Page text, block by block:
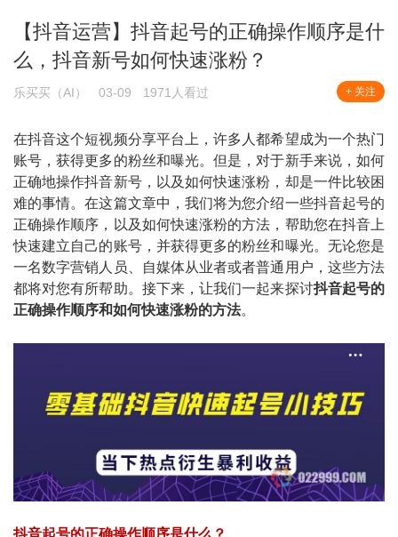
【抖音运营】抖音起号的正确操作顺序是什
么，抖音新号如何快速涨粉？
乐买买（AI） 03-09 1971人看过 + 关注
在抖音这个短视频分享平台上，许多人都希望成为一个热门
账号，获得更多的粉丝和曝光。但是，对于新手来说，如何
正确地操作抖音新号，以及如何快速涨粉，却是一件比较困
难的事情。在这篇文章中，我们将为您介绍一些抖音起号的
正确操作顺序，以及如何快速涨粉的方法，帮助您在抖音上
快速建立自己的账号，并获得更多的粉丝和曝光。无论您是
一名数字营销人员、自媒体从业者或者普通用户，这些方法
都将对您有所帮助。接下来，让我们一起来探讨抖音起号的
正确操作顺序和如何快速涨粉的方法。
抖音起号的正确操作顺序是什么？